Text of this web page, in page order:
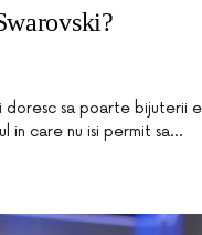
doresc sa poarte bijuterii
in care nu isi permit sa…